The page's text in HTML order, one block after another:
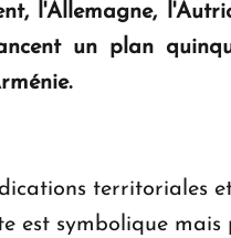
l'Allemagne,
un plan
territoriales
symbolique mais